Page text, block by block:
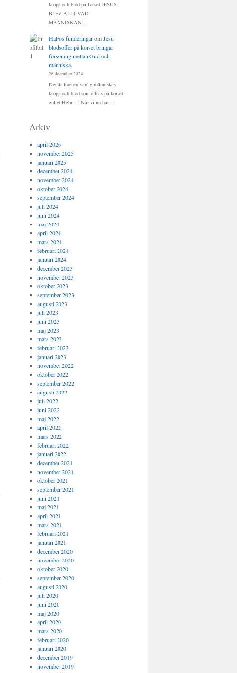
kropp och blod på korset JESUS
BLEV ALLT VAD
MÄNNISKAN…
HaFos funderingaromJesu
blodsoffer på korset bringar
försoning mellan Gud och
människa.
26 december 2024
Det är inte en vanlig människas
kropp och blod som offras på korset
enligt Hebr. : ”När vi nu har…
Arkiv
april 2026
november 2025
januari 2025
december 2024
november 2024
oktober 2024
september 2024
juli 2024
juni 2024
maj 2024
april 2024
mars 2024
februari 2024
januari 2024
december 2023
november 2023
oktober 2023
september 2023
augusti 2023
juli 2023
juni 2023
maj 2023
mars 2023
februari 2023
januari 2023
november 2022
oktober 2022
september 2022
augusti 2022
juli 2022
juni 2022
maj 2022
april 2022
mars 2022
februari 2022
januari 2022
december 2021
november 2021
oktober 2021
september 2021
juni 2021
maj 2021
april 2021
mars 2021
februari 2021
januari 2021
december 2020
november 2020
oktober 2020
september 2020
augusti 2020
juli 2020
juni 2020
maj 2020
april 2020
mars 2020
februari 2020
januari 2020
december 2019
november 2019